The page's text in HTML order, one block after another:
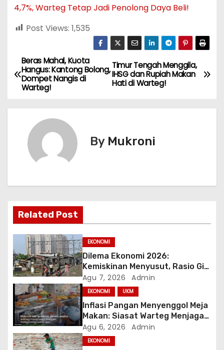
4,7%, Warteg Tetap Jadi Penolong Daya Beli!
Post Views: 1,535
N
a
v
p
o
s
Timur Tengah Menggila,
IHSG dan Rupiah Makan
Hati di Warteg!
Beras Mahal, Kuota
Hangus: Kantong Bolong,
Dompet Nangis di
Warteg!
By Mukroni
Related Post
EKONOMI
Dilema Ekonomi 2026:
Kemiskinan Menyusut, Rasio Gini
Mendorong Kesenjangan
Agu 7, 2026 Admin
EKONOMI UKM
Inflasi Pangan Menyenggol Meja
Makan: Siasat Warteg Menjaga
Harga Tetap Terjangkau
Agu 6, 2026 Admin
EKONOMI